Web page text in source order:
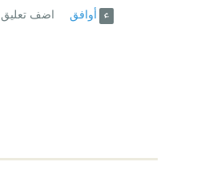
أوافق اضف تعليق